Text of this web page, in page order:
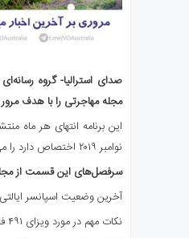
صدای استرالیا- گروه
مجله مهاجرتی را با هدف
این برنامه انتهای هر ماه
نوامبر ۲۰۱۹ اختصاص دارد را می‌توانید از طریق فایل و لینک‌های زیر گوش کنید:
سرفصل‌های این قسمت از
آخرین وضعیت اسپانسر ایالتی
نکات مهم در مورد ویزای ۴۹۱ فامیلی